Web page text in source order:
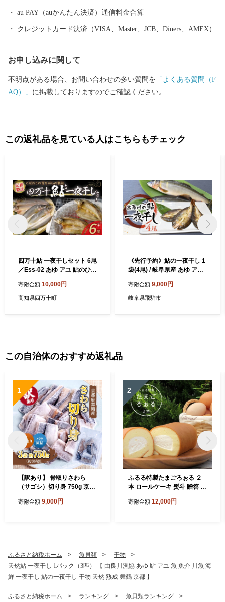
au PAY（auかんたん決済）通信料金合算
クレジットカード決済（VISA、Master、JCB、Diners、AMEX）
お申し込みに関して
不明点がある場合、お問い合わせの多い質問を 「よくある質問（F
AQ）」 に掲載しておりますのでご確認ください。
この返礼品を見ている人はこちらもチェック
四万十鮎 一夜干しセット 6尾
／Ess-02 あゆ アユ 鮎のひら
鮎のひらき あゆのひらき 魚
魚介 川魚 塩焼き 干物 ひもの
寄附金額 10,000円
高知県四万十町
《先行予約》鮎の一夜干し 1
袋(4尾) / 岐阜県産 あゆ アユ
干物 便利 個包装 飛騨市
寄附金額 9,000円
岐阜県飛騨市
この自治体のおすすめ返礼品
1
【訳あり】 骨取りさわら
（サゴシ）切り身 750g 京都
り魚 さわら切り身 サゴシ 京
き家庭 忙しい日の夕食 魚不
足解消 おかずセット
寄附金額 9,000円
2
ふるる特製たまごろぉる ２
本 ロールケーキ 熨斗 贈答 熨
スイーツ 洋菓子 お菓子 ケー
寄附金額 12,000円
ふるさと納税ホーム 魚貝類
干物
天然鮎 一夜干し 1パック（3匹） 【 由良川漁協 あゆ 鮎 アユ 魚 魚介 川魚 海
鮮 一夜干し 鮎の一夜干し 干物 天然 熟成 舞鶴 京都 】
ふるさと納税ホーム ランキング 魚貝類ランキング